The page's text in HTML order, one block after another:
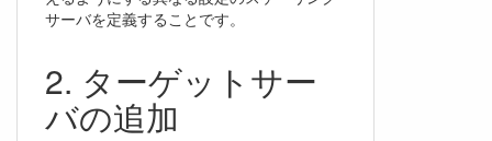
サーバを定義することです。
ターゲットサー
バの追加